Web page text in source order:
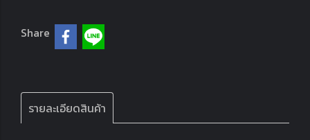
Share
รายละเอียดสินค้า